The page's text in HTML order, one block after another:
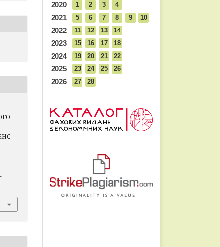
2020 1 2 3 4
2021 5 6 7 8 9 10
2022 11 12 13 14
2023 15 16 17 18
2024 19 20 21 22
2025 23 24 25 26
2026 27 28